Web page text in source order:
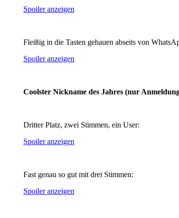
Spoiler anzeigen
Fleißig in die Tasten gehauen abseits von
Spoiler anzeigen
Coolster Nickname des Jahres (nur
Dritter Platz, zwei Stimmen, ein User:
Spoiler anzeigen
Fast genau so gut mit drei Stimmen:
Spoiler anzeigen